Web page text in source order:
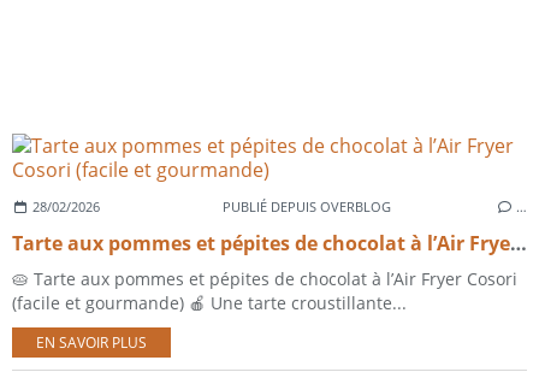
28/02/2026 PUBLIÉ DEPUIS OVERBLOG …
Tarte aux pommes et pépites de chocolat à l’Air Fryer Cosori (facile et gourmande)
🥧 Tarte aux pommes et pépites de chocolat à l’Air Fryer Cosori
(facile et gourmande) 🍎 Une tarte croustillante...
EN SAVOIR PLUS